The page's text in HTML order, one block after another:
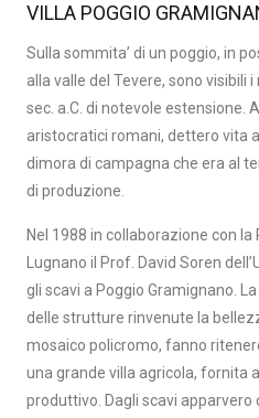
VILLA POGGIO
Sulla sommita’ di un poggio, in
alla valle del Tevere, sono visibili i
sec. a.C. di notevole estensione.
aristocratici romani, dettero vita
dimora di campagna che era al
di produzione.
Nel 1988 in collaborazione con la
Lugnano il Prof. David Soren
gli scavi a Poggio Gramignano.
delle strutture rinvenute la
mosaico policromo, fanno
una grande villa agricola, fornita
produttivo. Dagli scavi apparvero